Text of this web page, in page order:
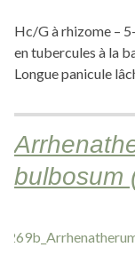
Hc/G à rhizome –
en tubercules à la
Longue panicule
bulbosum